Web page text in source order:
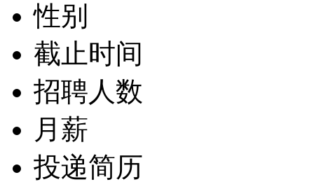
性别
截止时间
招聘人数
月薪
投递简历